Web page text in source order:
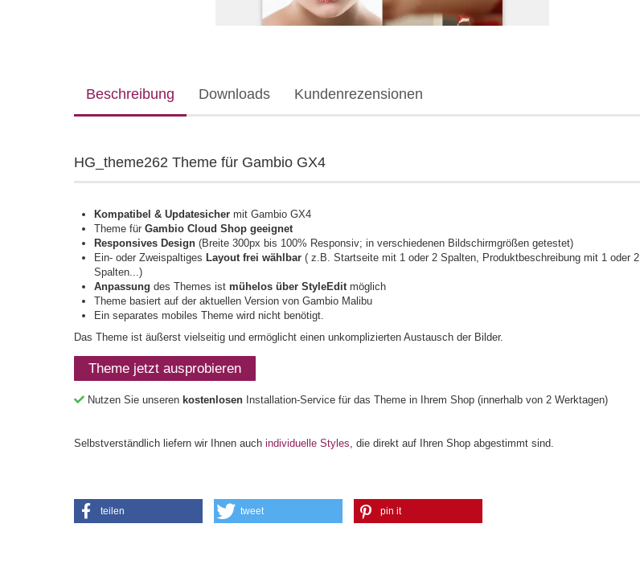
Beschreibung Downloads Kundenrezensionen
HG_theme262 Theme für Gambio GX4
Kompatibel & Updatesicher mit Gambio GX4
Theme für Gambio Cloud Shop geeignet
Responsives Design (Breite 300px bis 100% Responsiv; in verschiedenen Bildschirmgrößen getestet)
Ein- oder Zweispaltiges Layout frei wählbar ( z.B. Startseite mit 1 oder 2 Spalten, Produktbeschreibung mit 1 oder 2
Spalten...)
Anpassung des Themes ist mühelos über StyleEditmöglich
Theme basiert auf der aktuellen Version von Gambio Malibu
Ein separates mobiles Theme wird nicht benötigt.
Das Theme ist äußerst vielseitig und ermöglicht einen unkomplizierten Austausch der Bilder.
Theme jetzt ausprobieren
Nutzen Sie unseren kostenlosen Installation-Service für das Theme in Ihrem Shop (innerhalb von 2 Werktagen)
Selbstverständlich liefern wir Ihnen auch individuelle Styles, die direkt auf Ihren Shop abgestimmt sind.
teilen tweet pin it